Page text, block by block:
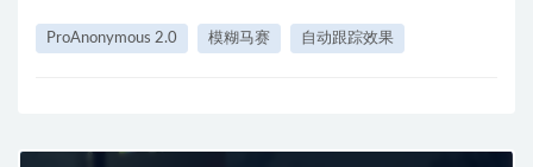
ProAnonymous 2.0 模糊马赛 自动跟踪效果